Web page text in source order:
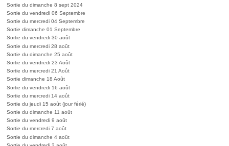
Sortie du dimanche 8 sept 2024
Sortie du vendredi 06 Septembre
Sortie du mercredi 04 Septembre
Sortie dimanche 01 Septembre
Sortie du vendredi 30 août
Sortie du mercredi 28 août
Sortie du dimanche 25 août
Sortie du vendredi 23 Août
Sortie du mercredi 21 Août
Sortie dimanche 18 Août
Sortie du vendredi 16 août
Sortie du mercredi 14 août
Sortie du jeudi 15 août (jour férié)
Sortie du dimanche 11 août
Sortie du vendredi 9 août
Sortie du mercredi 7 août
Sortie du dimanche 4 août